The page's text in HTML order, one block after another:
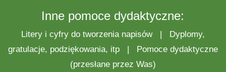
Inne pomoce dydaktyczne:
Litery i cyfry do tworzenia napisów| Dyplomy,
gratulacje, podziękowania, itp| Pomoce dydaktyczne
(przesłane przez Was)